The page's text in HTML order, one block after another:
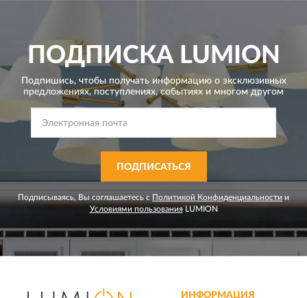
ПОДПИСКАLUMION
Подпишись, чтобы получать информацию о эксклюзивных
предложениях,поступлениях, событиях и многом другом
ПОДПИСАТЬСЯ
Подписываясь, Вы соглашаетесь с Политикой Конфиденциальности и
Условиями пользованияLUMION
ИНФОРМАЦИЯ